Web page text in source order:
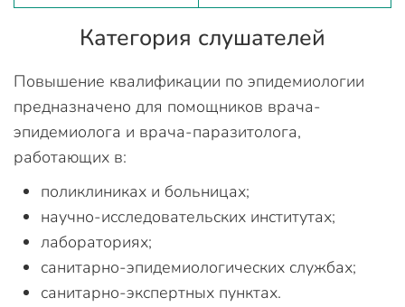
Категория слушателей
Повышение квалификации по эпидемиологии
предназначено для помощников врача-
эпидемиолога и врача-паразитолога,
работающих в:
поликлиниках и больницах;
научно-исследовательских институтах;
лабораториях;
санитарно-эпидемиологических службах;
санитарно-экспертных пунктах.